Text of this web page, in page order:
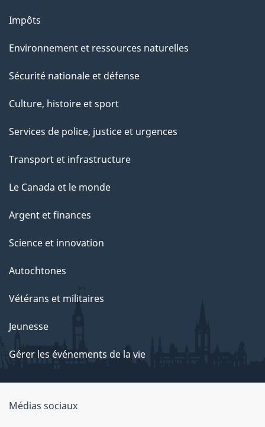
Impôts
Environnement et ressources naturelles
Sécurité nationale et défense
Culture, histoire et sport
Services de police, justice et urgences
Transport et infrastructure
Le Canada et le monde
Argent et finances
Science et innovation
Autochtones
Vétérans et militaires
Jeunesse
Gérer les événements de la vie
Organisation
Médias sociaux